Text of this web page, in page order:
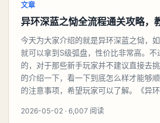
文章
异环深蓝之恸全流程通关攻略，
今天为大家介绍的就是异环深蓝之恸，
就可以拿到S级弧盘，性价比非常高。
的，对于那些新手玩家并不建议直接去
的介绍一下，看一下到底怎么样才能够
的注意事项，希望玩家可以了解。《异
2026-05-02 · 6,007 阅读